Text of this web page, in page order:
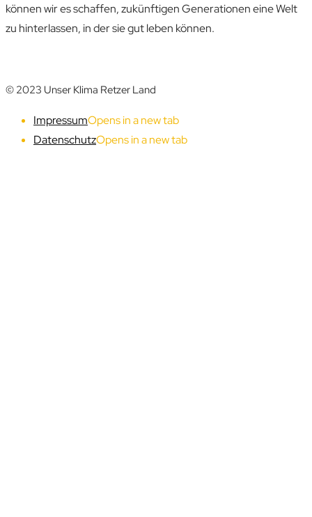
können wir es schaffen, zukünftigen Generationen eine Welt
zu hinterlassen, in der sie gut leben können.
© 2023 Unser Klima Retzer Land
ImpressumOpens in a new tab
DatenschutzOpens in a new tab